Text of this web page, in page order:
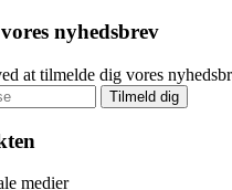
nyhedsbrev
at tilmelde dig vores
Tilmeld dig
medier